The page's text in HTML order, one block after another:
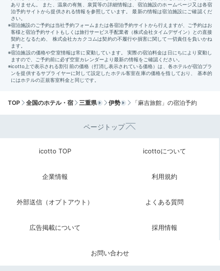
TOP 全国のホテル・宿 三重県 伊勢 「麻吉旅館」の宿泊予約
ページトップ
icotto TOP icottoについて
企業情報 利用規約
外部送信（オプトアウト） よくある質問
広告掲載について 採用情報
お問い合わせ